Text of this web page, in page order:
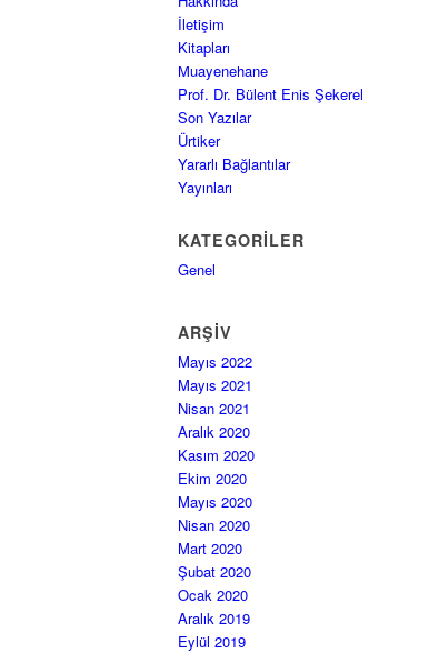
İletişim
Kitapları
Muayenehane
Prof. Dr. Bülent Enis Şekerel
Son Yazılar
Ürtiker
Yararlı Bağlantılar
Yayınları
KATEGORILER
Genel
ARŞIV
Mayıs 2022
Mayıs 2021
Nisan 2021
Aralık 2020
Kasım 2020
Ekim 2020
Mayıs 2020
Nisan 2020
Mart 2020
Şubat 2020
Ocak 2020
Aralık 2019
Eylül 2019